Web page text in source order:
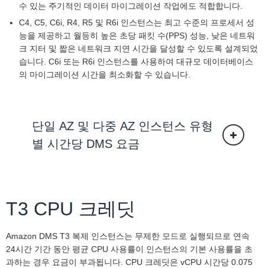
수 있는 주기적인 데이터 마이그레이션 작업에도 적합합니다.
C4, C5, C6i, R4, R5 및 R6i 인스턴스는 최고 수준의 프로세서 성
능을 제공하고 월등히 높은 초당 패킷 수(PPS) 성능, 낮은 네트워
크 지터 및 짧은 네트워크 지연 시간을 달성할 수 있도록 설계되었
습니다. C6i 또는 R6i 인스턴스를 사용하여 대규모 데이터베이스
의 마이그레이션 시간을 최소화할 수 있습니다.
단일 AZ 및 다중 AZ 인스턴스 유형
별 시간당 DMS 요금
T3 CPU 크레딧
Amazon DMS T3 복제 인스턴스는 무제한 모드로 실행되므로 연속
24시간 기간 동안 평균 CPU 사용률이 인스턴스의 기본 사용률을 초
과하는 경우 요금이 부과됩니다. CPU 크레딧은 vCPU 시간당 0.075